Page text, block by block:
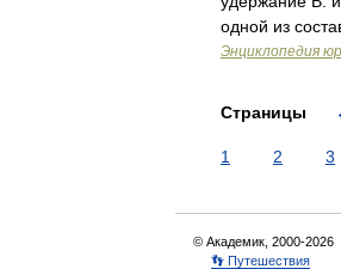
одной из
Энциклопедия
Страницы
1 2 3
© Академик, 2000-2026
👣 Путешествия